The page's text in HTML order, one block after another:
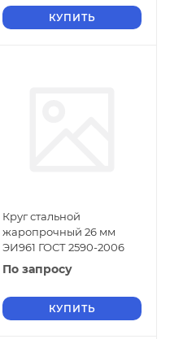
КУПИТЬ
Круг стальной
жаропрочный 26 мм
ЭИ961 ГОСТ 2590-2006
По запросу
КУПИТЬ